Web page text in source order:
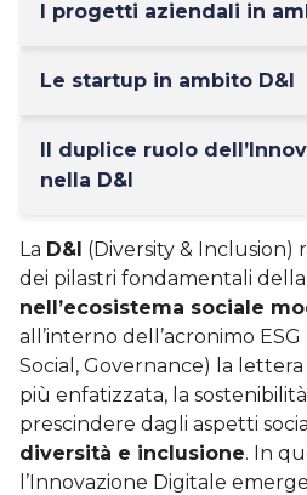
I progetti aziendali in
Le startup in ambito D&I
Il duplice ruolo
nella D&I
La D&I (Diversity & Inclusion)
dei pilastri fondamentali della
nell’ecosistema sociale
all’interno dell’acronimo
Social, Governance) la
più enfatizzata, la
prescindere dagli aspetti
diversità e inclusione. In
l’Innovazione Digitale